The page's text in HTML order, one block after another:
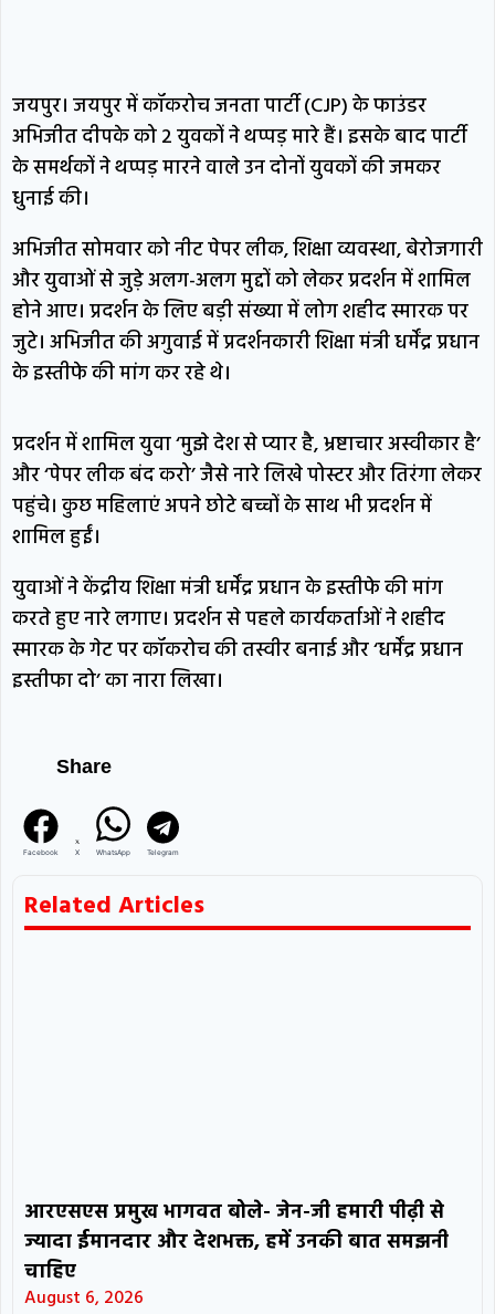
तरुण तेजपाल दोषी करार, 2013 में लगा था रेप का
आरोप कोरबा: बेकाबू हुआ कोयले से भरा ट्रेलर,
जयपुर। जयपुर में कॉकरोच जनता पार्टी (CJP) के फाउंडर
अभिजीत दीपके को 2 युवकों ने थप्पड़ मारे हैं। इसके बाद पार्टी
के समर्थकों ने थप्पड़ मारने वाले उन दोनों युवकों की जमकर
धुनाई की।
अभिजीत सोमवार को नीट पेपर लीक, शिक्षा व्यवस्था, बेरोजगारी
और युवाओं से जुड़े अलग-अलग मुद्दों को लेकर प्रदर्शन में शामिल
होने आए। प्रदर्शन के लिए बड़ी संख्या में लोग शहीद स्मारक पर
जुटे। अभिजीत की अगुवाई में प्रदर्शनकारी शिक्षा मंत्री धर्मेंद्र प्रधान
के इस्तीफे की मांग कर रहे थे।
प्रदर्शन में शामिल युवा ‘मुझे देश से प्यार है, भ्रष्टाचार अस्वीकार है’
और ‘पेपर लीक बंद करो’ जैसे नारे लिखे पोस्टर और तिरंगा लेकर
पहुंचे। कुछ महिलाएं अपने छोटे बच्चों के साथ भी प्रदर्शन में
शामिल हुईं।
युवाओं ने केंद्रीय शिक्षा मंत्री धर्मेंद्र प्रधान के इस्तीफे की मांग
करते हुए नारे लगाए। प्रदर्शन से पहले कार्यकर्ताओं ने शहीद
स्मारक के गेट पर कॉकरोच की तस्वीर बनाई और ‘धर्मेंद्र प्रधान
इस्तीफा दो’ का नारा लिखा।
Share
Facebook X WhatsApp Telegram
Related Articles
आरएसएस प्रमुख भागवत बोले- जेन-जी हमारी पीढ़ी से
ज्यादा ईमानदार और देशभक्त, हमें उनकी बात समझनी
चाहिए
August 6, 2026